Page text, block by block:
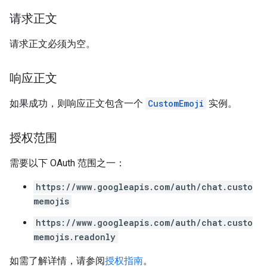
请求正文
请求正文必须为空。
响应正文
如果成功，则响应正文包含一个 CustomEmoji 实例。
授权范围
需要以下 OAuth 范围之一：
https://www.googleapis.com/auth/chat.custo
memojis
https://www.googleapis.com/auth/chat.custo
memojis.readonly
如需了解详情，请参阅授权指南。